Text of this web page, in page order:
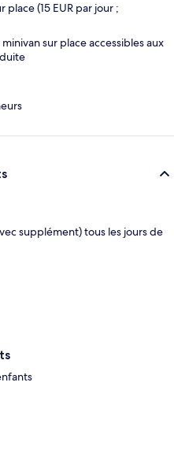
place (15 EUR par jour ;
sur place accessibles aux
supplément) tous les jours de